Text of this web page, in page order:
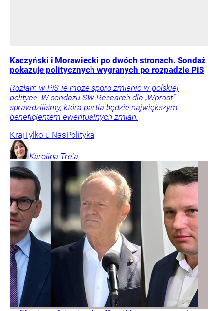
Kaczyński i Morawiecki po dwóch stronach. Sondaż
pokazuje politycznych wygranych po rozpadzie PiS
Rozłam w PiS-ie może sporo zmienić w polskiej
polityce. W sondażu SW Research dla „Wprost”
sprawdziliśmy, która partia będzie największym
beneficjentem ewentualnych zmian.
KrajTylko u NasPolityka
Karolina Trela